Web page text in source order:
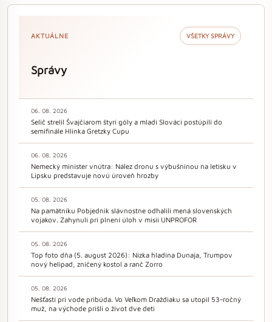
AKTUÁLNE VŠETKY SPRÁVY
Správy
06. 08. 2026
Selič strelil Švajčiarom štyri góly a mladí Slováci postúpili do
semifinále Hlinka Gretzky Cupu
06. 08. 2026
Nemecký minister vnútra: Nález dronu s výbušninou na letisku v
Lipsku predstavuje novú úroveň hrozby
05. 08. 2026
Na pamätníku Pobjednik slávnostne odhalili mená slovenských
vojakov. Zahynuli pri plnení úloh v misii UNPROFOR
05. 08. 2026
Top foto dňa (5. august 2026): Nízka hladina Dunaja, Trumpov
nový helipad, zničený kostol a ranč Zorro
05. 08. 2026
Nešťastí pri vode pribúda. Vo Veľkom Draždiaku sa utopil 53-ročný
muž, na východe prišli o život dve deti